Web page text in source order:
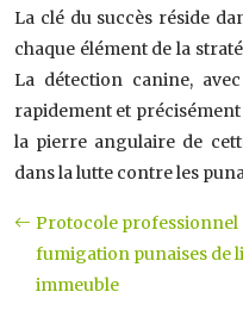
La clé du succès réside
chaque élément de la
La détection canine,
rapidement et
la pierre angulaire de
dans la lutte contre les
Protocole professionnel
fumigation punaises de
immeuble